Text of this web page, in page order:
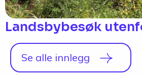
Landsbybesøk
Se alle innlegg